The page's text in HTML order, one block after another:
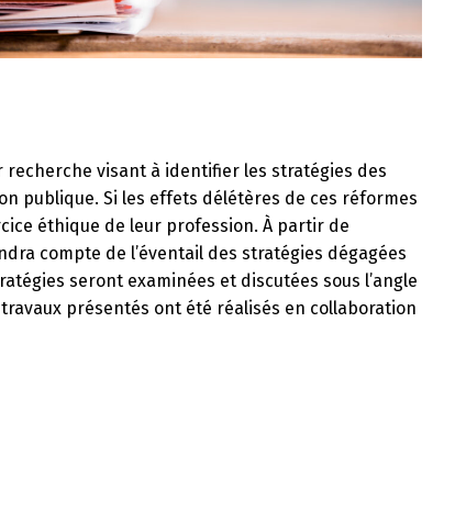
recherche visant à identifier les stratégies des
publique. Si les effets délétères de ces réformes
éthique de leur profession. À partir de
compte de l’éventail des stratégies dégagées
seront examinées et discutées sous l’angle
présentés ont été réalisés en collaboration